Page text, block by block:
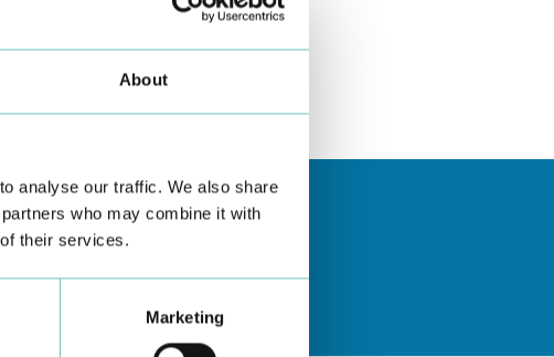
About
analyse our traffic. We also share
who may combine it with
their services.
Marketing